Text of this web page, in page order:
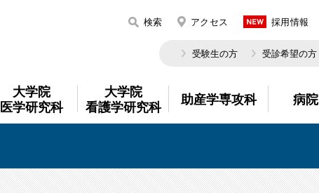
検索 アクセス 採用情報
受験生の方 受診希望の方
大学院
医学研究科
大学院
看護学研究科
助産学専攻科 病院